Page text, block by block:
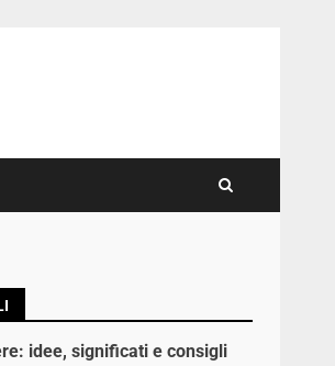
idee, significati e consigli